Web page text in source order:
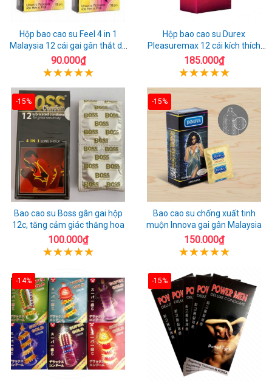
Hộp bao cao su Feel 4 in 1
Malaysia 12 cái gai gân thắt dễ
sử dụng
90.000₫
Hộp bao cao su Durex
Pleasuremax 12 cái kích thích
tăng khoái cảm
185.000₫
-15%
Bao cao su Boss gân gai hộp
12c, tăng cảm giác thăng hoa
100.000₫
-15%
Bao cao su chống xuất tinh
muộn Innova gai gân Malaysia
150.000₫
-14% -15%